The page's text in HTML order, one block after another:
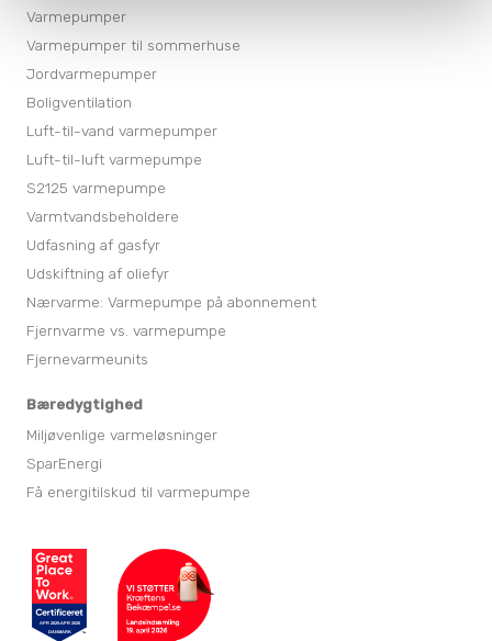
Varmepumper
Varmepumper til sommerhuse
Jordvarmepumper
Boligventilation
Luft-til-vand varmepumper
Luft-til-luft varmepumpe
S2125 varmepumpe
Varmtvandsbeholdere
Udfasning af gasfyr
Udskiftning af oliefyr
Nærvarme: Varmepumpe på abonnement
Fjernvarme vs. varmepumpe
Fjernevarmeunits
Bæredygtighed
Miljøvenlige varmeløsninger
SparEnergi
Få energitilskud til varmepumpe